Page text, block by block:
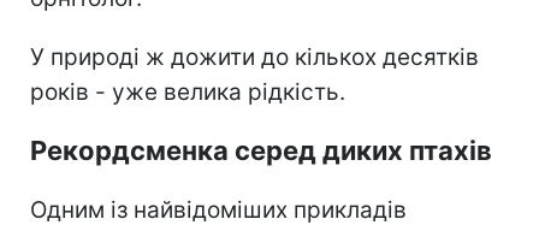
У природі ж дожити до кількох десятків
років - уже велика рідкість.
Рекордсменка серед диких птахів
Одним із найвідоміших прикладів